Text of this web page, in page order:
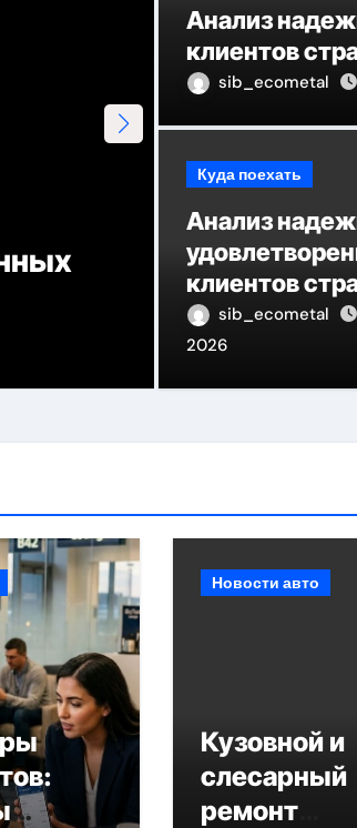
работы и
sib_ecometal
Анализ
клиентов
sib_ecometal
Куда поехать
Анализ
клиентов
компаний за
sib_ecometal
2026
Новости авто
Кузовной и
слесарный
ремонт